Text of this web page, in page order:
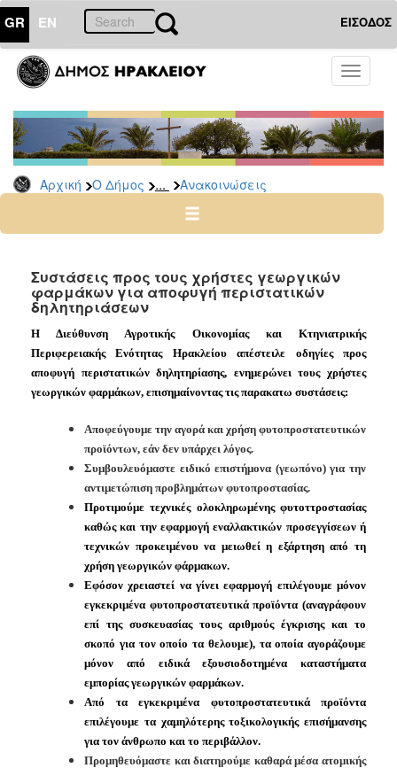
GR EN ΕΙΣΟΔΟΣ
Toggle
Αρχική Ο Δήμος ... Ανακοινώσεις
ΔΗΜΟΣ
Υπηρεσίες
Φορείς
Δημοτικές
Υπηρεσίες
Ηλεκτρονική
Διακυβέρνηση
Σχολικές
Επιτροπές
Αγροτική
Ανάπτυξη
Προγράμματα
Προσχολική
Κοιμητήρια
Κέντρο
Οικογένειας
ΠΟΛΙΤΙΣΜΟΣ
Συστάσεις προς τους χρήστες γεωργικών
φαρμάκων για αποφυγή περιστατικών
δηλητηριάσεων
Η Διεύθυνση Αγροτικής Οικονομίας και Κτηνιατρικής
Περιφερειακής Ενότητας Ηρακλείουαπέστειλε οδηγίες προς
αποφυγή περιστατικών δηλητηρίασης, ενημερώνει τους χρήστες
γεωργικών φαρμάκων, επισημαίνοντας τιςπαρακατω συστάσεις:
Αποφεύγουμε την αγορά και χρήση φυτοπροστατευτικών
προϊόντων, εάν δεν υπάρχει λόγος.
Συμβουλευόμαστε ειδικό επιστήμονα (γεωπόνο) για την
αντιμετώπιση προβλημάτων φυτοπροστασίας.
Προτιμούμε τεχνικές ολοκληρωμένης φυτοττροστασίας
καθώς και την εφαρμογή εναλλακτικών προσεγγίσεων ή
τεχνικών προκειμένου να μειωθεί η εξάρτηση από τη
χρήση γεωργικών φάρμακων.
Εφόσον χρειαστεί να γίνει εφαρμογή επιλέγουμε μόνον
εγκεκριμένα φυτοπροστατευτικά προϊόντα (αναγράφουν
επί της συσκευασίας τους αριθμούς έγκρισης και το
σκοπό για τον οποίο τα θελουμε), τα οποία αγοράζουμε
μόνον από ειδικά εξουσιοδοτημένα καταστήματα
εμπορίας γεωργικών φαρμάκων.
Από τα εγκεκριμένα φυτοπροστατευτικά προϊόντα
επιλέγουμε τα χαμηλότερης τοξικολογικής επισήμανσης
για τον άνθρωπο και το περιβάλλον.
Προμηθευόμαστε και διατηρούμε καθαρά μέσα ατομικής